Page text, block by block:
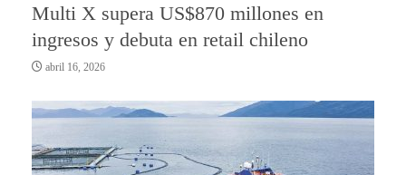
Multi X supera US$870 millones en
ingresos y debuta en retail chileno
abril 16, 2026